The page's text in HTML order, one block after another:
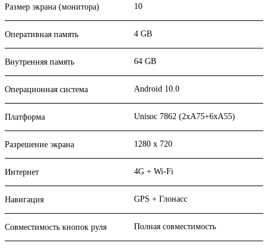
Размер экрана (монитора) 10
Оперативная память 4 GB
Внутренняя память 64 GB
Операционная система Android 10.0
Платформа Unisoc 7862 (2xA75+6xA55)
Разрешение экрана 1280 x 720
Интернет 4G + Wi-Fi
Навигация GPS + Глонасс
Совместимость кнопок руля Полная совместимость